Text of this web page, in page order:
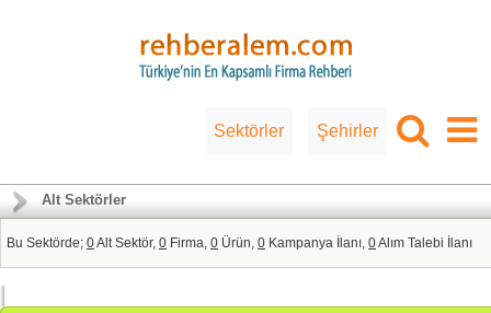
Sektörler Şehirler
Alt Sektörler
Bu Sektörde; 0Alt Sektör, 0 Firma, 0 Ürün, 0 Kampanya İlanı, 0Alım Talebi İlanı